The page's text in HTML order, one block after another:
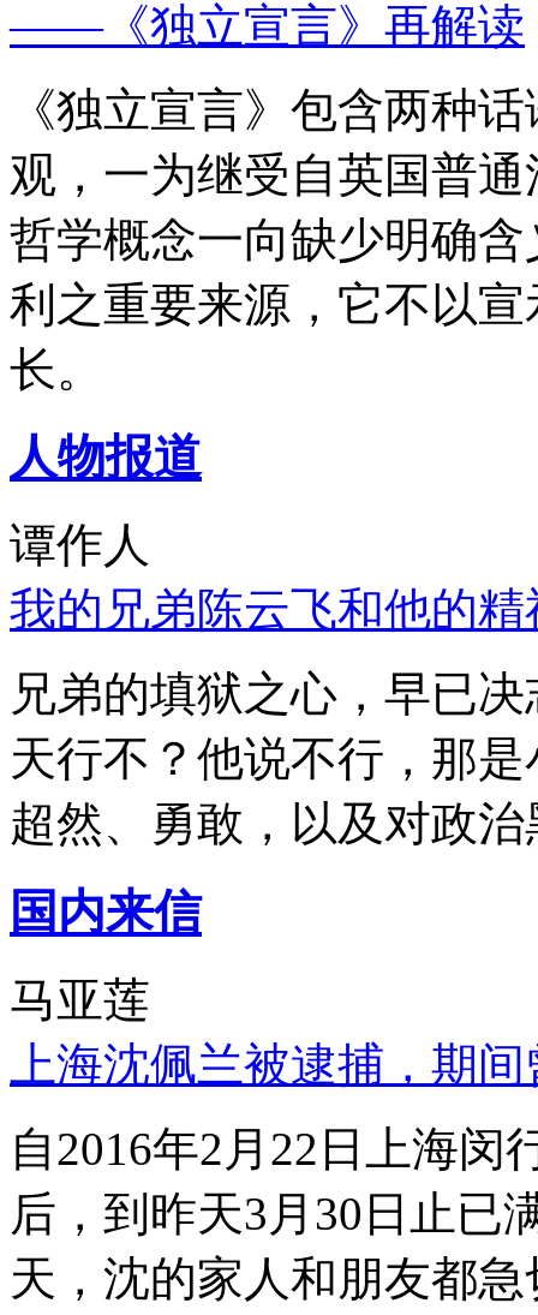
——《独立宣言》再解读
《独立宣言》包含两种
观，一为继受自英国普
哲学概念一向缺少明确
利之重要来源，它不以
长。
人物报道
谭作人
我的兄弟陈云飞和他的
兄弟的填狱之心，早已
天行不？他说不行，那
超然、勇敢，以及对政
国内来信
马亚莲
上海沈佩兰被逮捕，期
自2016年2月22日上海
后，到昨天3月30日止已
天，沈的家人和朋友都